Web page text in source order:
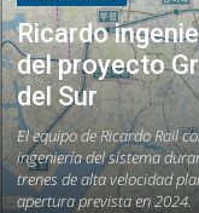
Ricardo
del proyecto
del Sur
El equipo de Ricardo Rail
ingeniería del sistema
trenes de alta velocidad
apertura prevista en 2024.